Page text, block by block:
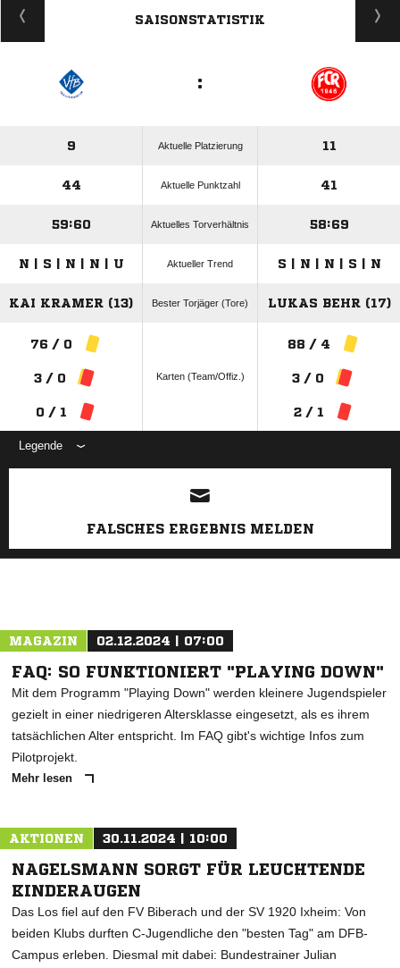
SAISONSTATISTIK
:
9 Aktuelle Platzierung 11
44 Aktuelle Punktzahl 41
59:60 Aktuelles Torverhältnis 58:69
N | S | N | N | U Aktueller Trend S | N | N | S | N
KAI KRAMER (13) Bester Torjäger (Tore) LUKAS BEHR (17)
76 / 0
3 / 0
0 / 1
Karten (Team/Offiz.)
88 / 4
3 / 0
2 / 1
Legende
ANZEIGE
FALSCHES ERGEBNIS MELDEN
MAGAZIN 02.12.2024 | 07:00
FAQ: SO FUNKTIONIERT "PLAYING DOWN"
Mit dem Programm "Playing Down" werden kleinere Jugendspieler
gezielt in einer niedrigeren Altersklasse eingesetzt, als es ihrem
tatsächlichen Alter entspricht. Im FAQ gibt's wichtige Infos zum
Pilotprojekt.
Mehr lesen
AKTIONEN 30.11.2024 | 10:00
NAGELSMANN SORGT FÜR LEUCHTENDE
KINDERAUGEN
Das Los fiel auf den FV Biberach und der SV 1920 Ixheim: Von
beiden Klubs durften C-Jugendliche den "besten Tag" am DFB-
Campus erleben. Diesmal mit dabei: Bundestrainer Julian